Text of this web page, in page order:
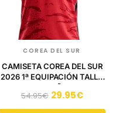
COREA DEL SUR
CAMISETA COREA DEL SUR
2026 1ª EQUIPACIÓN TALLA
DE NIÑO
54.95€ 29.95€